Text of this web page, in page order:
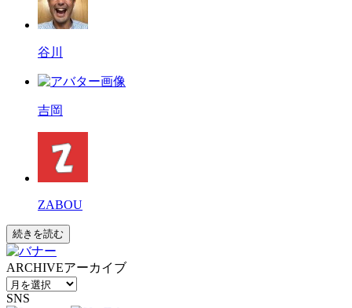
谷川
吉岡
ZABOU
続きを読む
ARCHIVEアーカイブ
SNS